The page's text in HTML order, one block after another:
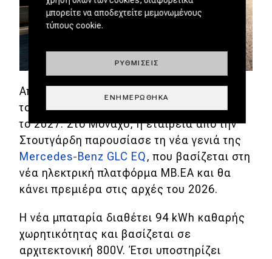
Από κοντά και η Mercedes-Benz που έχει
τους ίδιους στόχους με χρονικό ορίζοντα
το 2027. Στο Μόναχο, η εταιρεία από την
Στουτγάρδη παρουσίασε τη νέα γενιά της
Mercedes-Benz GLC EQ, που βασίζεται στη
νέα ηλεκτρική πλατφόρμα MB.EA και θα
κάνει πρεμιέρα στις αρχές του 2026.
Η νέα μπαταρία διαθέτει 94 kWh καθαρής
χωρητικότητας και βασίζεται σε
αρχιτεκτονική 800V. Έτσι υποστηρίζει
μπορείτε να αποδεχτείτε μεμονωμένους
τύπους cookie.
ΡΥΘΜΊΣΕΙΣ
ΕΝΗΜΕΡΏΘΗΚΑ